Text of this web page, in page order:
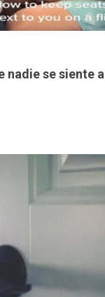
nadie se siente a